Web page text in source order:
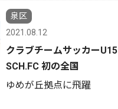
泉区
2021.08.12
クラブチームサッカーU15
SCH.FC 初の全国
ゆめが丘拠点に飛躍